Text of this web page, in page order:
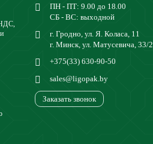
ПН - ПТ: 9.00 до 18.00
СБ - ВС: выходной
г. Гродно, ул. Я. Коласа, 11
г. Минск, ул. Матусевича, 33/2
+375(33) 630-90-50
sales@ligopak.by
Заказать звонок